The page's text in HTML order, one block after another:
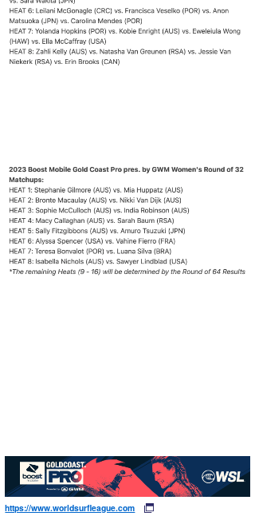
https://www.worldsurfleague.com